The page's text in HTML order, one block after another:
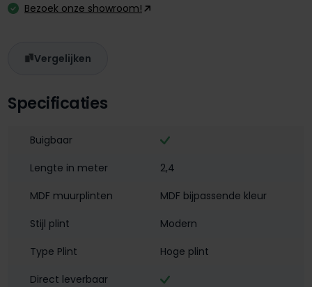
Specificaties
Buigbaar
Lengte in meter
2,4
MDF muurplinten
MDF bijpassende kleur
Stijl plint
Modern
Type Plint
Hoge plint
Direct leverbaar
Bezoek onze showroom!
Vergelijken